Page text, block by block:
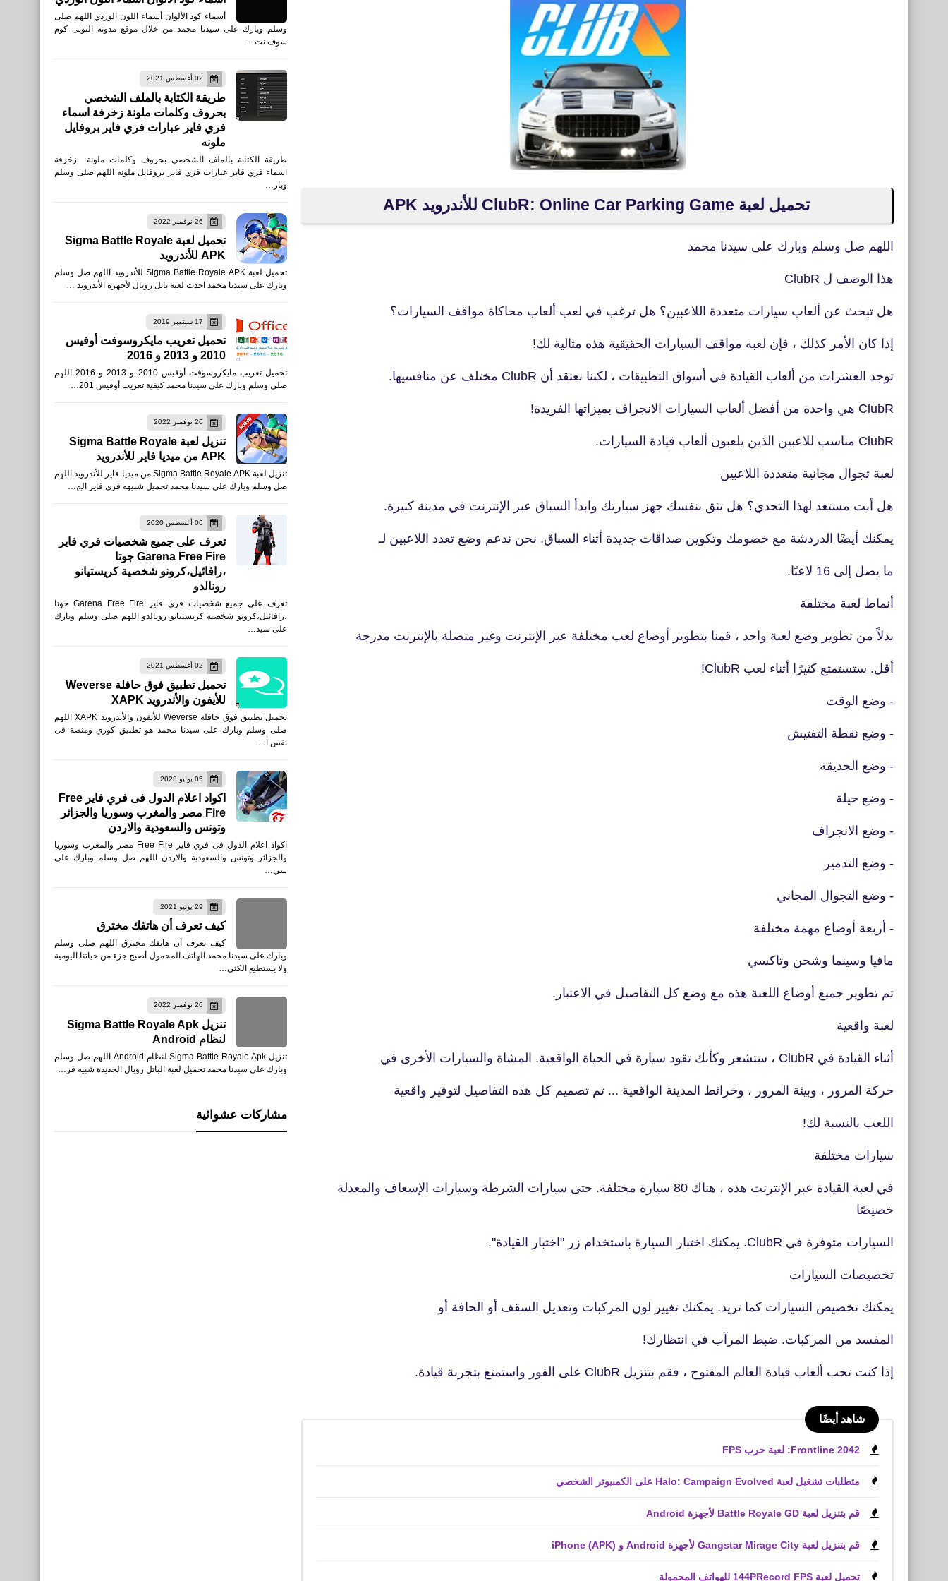
تحميل لعبة ClubR: Online Car Parking Game للأندرويد APK
اللهم صل وسلم وبارك على سيدنا محمد
هذا الوصف ل ClubR
هل تبحث عن ألعاب سيارات متعددة اللاعبين؟ هل ترغب في لعب ألعاب محاكاة مواقف السيارات؟
إذا كان الأمر كذلك ، فإن لعبة مواقف السيارات الحقيقية هذه مثالية لك!
توجد العشرات من ألعاب القيادة في أسواق التطبيقات ، لكننا نعتقد أن ClubR مختلف عن منافسيها.
ClubR هي واحدة من أفضل ألعاب السيارات الانجراف بميزاتها الفريدة!
ClubR مناسب للاعبين الذين يلعبون ألعاب قيادة السيارات.
لعبة تجوال مجانية متعددة اللاعبين
هل أنت مستعد لهذا التحدي؟ هل تثق بنفسك جهز سيارتك وابدأ السباق عبر الإنترنت في مدينة كبيرة.
يمكنك أيضًا الدردشة مع خصومك وتكوين صداقات جديدة أثناء السباق. نحن ندعم وضع تعدد اللاعبين لـ
ما يصل إلى 16 لاعبًا.
أنماط لعبة مختلفة
بدلاً من تطوير وضع لعبة واحد ، قمنا بتطوير أوضاع لعب مختلفة عبر الإنترنت وغير متصلة بالإنترنت مدرجة
أقل. ستستمتع كثيرًا أثناء لعب ClubR!
- وضع الوقت
- وضع نقطة التفتيش
- وضع الحديقة
- وضع حيلة
- وضع الانجراف
- وضع التدمير
- وضع التجوال المجاني
- أربعة أوضاع مهمة مختلفة
مافيا وسينما وشحن وتاكسي
تم تطوير جميع أوضاع اللعبة هذه مع وضع كل التفاصيل في الاعتبار.
لعبة واقعية
أثناء القيادة في ClubR ، ستشعر وكأنك تقود سيارة في الحياة الواقعية. المشاة والسيارات الأخرى في
حركة المرور ، وبيئة المرور ، وخرائط المدينة الواقعية ... تم تصميم كل هذه التفاصيل لتوفير واقعية
اللعب بالنسبة لك!
سيارات مختلفة
في لعبة القيادة عبر الإنترنت هذه ، هناك 80 سيارة مختلفة. حتى سيارات الشرطة وسيارات الإسعاف والمعدلة
خصيصًا
السيارات متوفرة في ClubR. يمكنك اختبار السيارة باستخدام زر "اختبار القيادة".
تخصيصات السيارات
يمكنك تخصيص السيارات كما تريد. يمكنك تغيير لون المركبات وتعديل السقف أو الحافة أو
المفسد من المركبات. ضبط المرآب في انتظارك!
إذا كنت تحب ألعاب قيادة العالم المفتوح ، فقم بتنزيل ClubR على الفور واستمتع بتجربة قيادة.
شاهد أيضًا
Frontline 2042: لعبة حرب FPS
متطلبات تشغيل لعبة Halo: Campaign Evolved على الكمبيوتر الشخصي
قم بتنزيل لعبة Battle Royale GD لأجهزة Android
قم بتنزيل لعبة Gangstar Mirage City لأجهزة Android و iPhone (APK)
تحميل لعبة 144PRecord FPS للهواتف المحمولة
أسماء كود الألوان أسماء اللون الوردي اللهم صلى
وسلم وبارك على سيدنا محمد من خلال موقع مدونة التونى كوم
سوف نت…
02 أغسطس 2021
طريقة الكتابة بالملف الشخصي
بحروف وكلمات ملونة زخرفة اسماء
فري فاير عبارات فري فاير بروفايل
ملونه
طريقة الكتابة بالملف الشخصي بحروف وكلمات ملونة زخرفة
اسماء فري فاير عبارات فري فاير بروفايل ملونه اللهم صلى وسلم
وبار…
26 نوفمبر 2022
تحميل لعبة Sigma Battle Royale
APK للأندرويد
تحميل لعبة Sigma Battle Royale APK للأندرويد اللهم صل وسلم
وبارك على سيدنا محمد احدث لعبة باتل رويال لأجهزة الأندرويد …
17 سبتمبر 2019
تحميل تعريب مايكروسوفت أوفيس
2010 و 2013 و 2016
تحميل تعريب مايكروسوفت أوفيس 2010 و 2013 و 2016 اللهم
صلي وسلم وبارك على سيدنا محمد كيفية تعريب أوفيس 201…
26 نوفمبر 2022
تنزيل لعبة Sigma Battle Royale
APK من ميديا فاير للأندرويد
تنزيل لعبة Sigma Battle Royale APK من ميديا فاير للأندرويد اللهم
صل وسلم وبارك على سيدنا محمد تحميل شبيهه فري فاير الج…
06 أغسطس 2020
تعرف على جميع شخصيات فري فاير
Garena Free Fire جوتا
،رافائيل،كرونو شخصية كريستيانو
رونالدو
تعرف على جميع شخصيات فري فاير Garena Free Fire جوتا
،رافائيل،كرونو شخصية كريستيانو رونالدو اللهم صلى وسلم وبارك
على سيد…
02 أغسطس 2021
تحميل تطبيق فوق حافلة Weverse
للأيفون والأندرويد XAPK
تحميل تطبيق فوق حافلة Weverse للأيفون والأندرويد XAPK اللهم
صلى وسلم وبارك على سيدنا محمد هو تطبيق كوري ومنصة فى
نفس ا…
05 يوليو 2023
اكواد اعلام الدول فى فري فاير Free
Fire مصر والمغرب وسوريا والجزائر
وتونس والسعودية والاردن
اكواد اعلام الدول فى فري فاير Free Fire مصر والمغرب وسوريا
والجزائر وتونس والسعودية والاردن اللهم صل وسلم وبارك على
سي…
29 يوليو 2021
كيف تعرف أن هاتفك مخترق
كيف تعرف أن هاتفك مخترق اللهم صلى وسلم
وبارك على سيدنا محمد الهاتف المحمول أصبح جزء من حياتنا اليومية
ولا يستطيع الكثي…
26 نوفمبر 2022
تنزيل Sigma Battle Royale Apk
لنظام Android
تنزيل Sigma Battle Royale Apk لنظام Android اللهم صل وسلم
وبارك على سيدنا محمد تحميل لعبة الباتل رويال الجديدة شبيه فر…
مشاركات عشوائية